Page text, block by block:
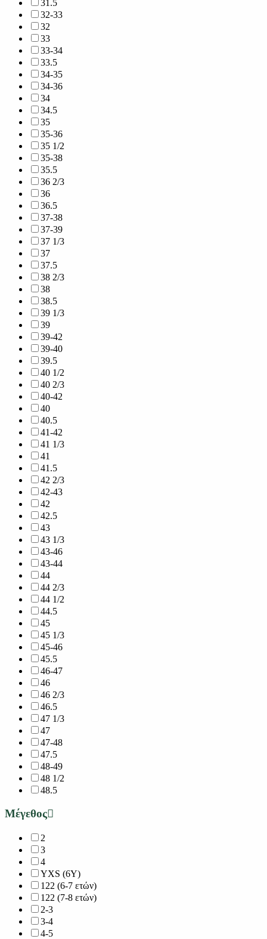
31.5
32-33
32
33
33-34
33.5
34-35
34-36
34
34.5
35
35-36
35 1/2
35-38
35.5
36 2/3
36
36.5
37-38
37-39
37 1/3
37
37.5
38 2/3
38
38.5
39 1/3
39
39-42
39-40
39.5
40 1/2
40 2/3
40-42
40
40.5
41-42
41 1/3
41
41.5
42 2/3
42-43
42
42.5
43
43 1/3
43-46
43-44
44
44 2/3
44 1/2
44.5
45
45 1/3
45-46
45.5
46-47
46
46 2/3
46.5
47 1/3
47
47-48
47.5
48-49
48 1/2
48.5
Μέγεθος
2
3
4
YXS (6Y)
122 (6-7 ετών)
122 (7-8 ετών)
2-3
3-4
4-5